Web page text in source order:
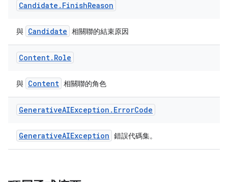
Candidate . FinishReason
與 Candidate 相關聯的結束原因
Content. Role
與 Content 相關聯的角色
GenerativeAIException . ErrorCode
GenerativeAIException 錯誤代碼集。